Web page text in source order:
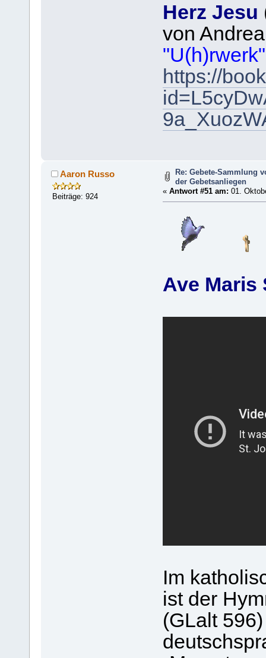
Herz Jesu
von
"U(h)rwerk"
https://
Aaron Russo
Beiträge: 924
Re: Gebete-Sammlung
der Gebetsanliegen
« Antwort #51 am: 01.
Ave Maris
Im
ist der
(GLalt